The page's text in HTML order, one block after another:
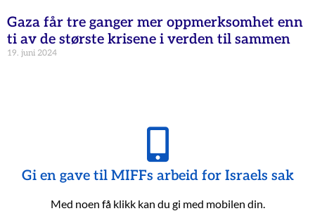
Gaza får tre ganger mer oppmerksomhet enn
ti av de største krisene i verden til sammen
19. juni 2024
Gi en gave til MIFFs arbeid for Israels sak
Med noen få klikk kan du gi med mobilen din.